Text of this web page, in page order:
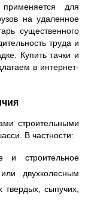
применяется для
на удаленное
существенного
труда и
Купить тачки и
в интернет-
строительными
В частности:
строительное
двухколесным
сыпучих,